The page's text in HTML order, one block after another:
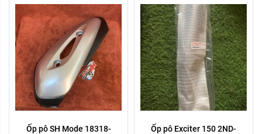
Ốp pô SH Mode 18318-
Ốp pô Exciter 150 2ND-